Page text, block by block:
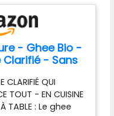
- Ghee Bio -
Clarifié - Sans
CLARIFIÉ QUI
TOUT - EN CUISINE
TABLE : Le ghee